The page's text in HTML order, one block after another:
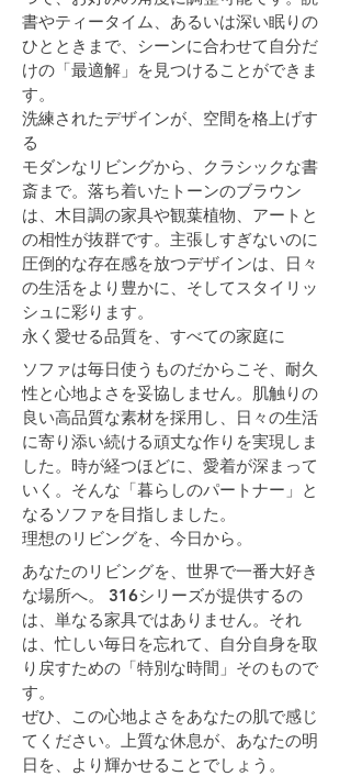
書やティータイム、あるいは深い眠りの
ひとときまで、シーンに合わせて自分だ
けの「最適解」を見つけることができま
す。
洗練されたデザインが、空間を格上げす
る
モダンなリビングから、クラシックな書
斎まで。落ち着いたトーンのブラウン
は、木目調の家具や観葉植物、アートと
の相性が抜群です。主張しすぎないのに
圧倒的な存在感を放つデザインは、日々
の生活をより豊かに、そしてスタイリッ
シュに彩ります。
永く愛せる品質を、すべての家庭に
ソファは毎日使うものだからこそ、耐久
性と心地よさを妥協しません。肌触りの
良い高品質な素材を採用し、日々の生活
に寄り添い続ける頑丈な作りを実現しま
した。時が経つほどに、愛着が深まって
いく。そんな「暮らしのパートナー」と
なるソファを目指しました。
理想のリビングを、今日から。
あなたのリビングを、世界で一番大好き
な場所へ。 316シリーズが提供するの
は、単なる家具ではありません。それ
は、忙しい毎日を忘れて、自分自身を取
り戻すための「特別な時間」そのもので
す。
ぜひ、この心地よさをあなたの肌で感じ
てください。上質な休息が、あなたの明
日を、より輝かせることでしょう。